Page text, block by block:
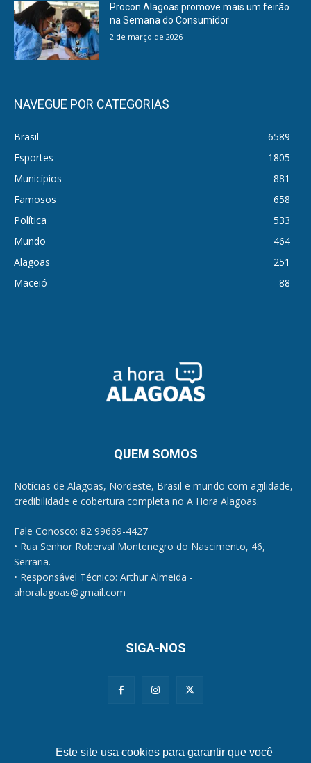
Procon Alagoas promove mais um feirão
na Semana do Consumidor
2 de março de 2026
NAVEGUE POR CATEGORIAS
Brasil
6589
Esportes
1805
Municípios
881
Famosos
658
Política
533
Mundo
464
Alagoas
251
Maceió
88
QUEM SOMOS
Notícias de Alagoas, Nordeste, Brasil e mundo com agilidade,
credibilidade e cobertura completa no A Hora Alagoas.
Fale Conosco: 82 99669-4427
• Rua Senhor Roberval Montenegro do Nascimento, 46,
Serraria.
• Responsável Técnico: Arthur Almeida -
ahoralagoas@gmail.com
SIGA-NOS
Este site usa cookies para garantir que você